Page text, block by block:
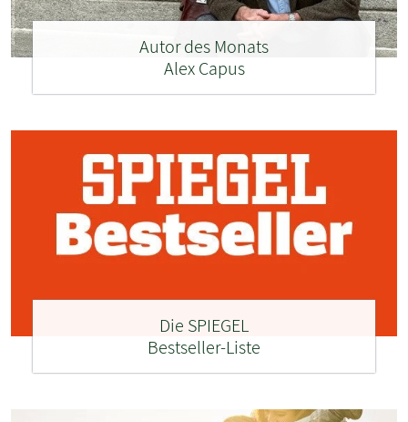
Autor des Monats
Alex Capus
Die SPIEGEL
Bestseller-Liste